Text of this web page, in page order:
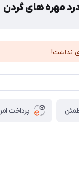
مهره های گردن
نداشت!
پرداخت